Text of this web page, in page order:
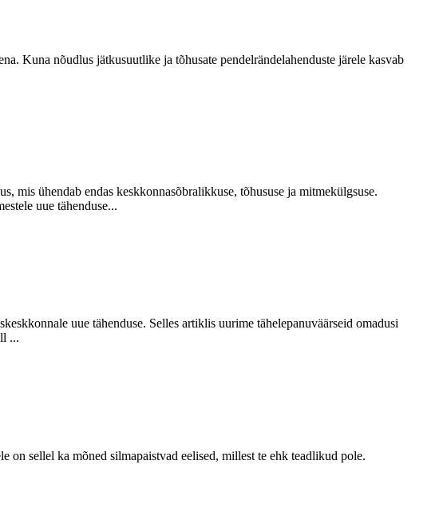
Kuna nõudlus jätkusuutlike ja tõhusate pendelrändelahenduste järele kasvab
ühendab endas keskkonnasõbralikkuse, tõhususe ja mitmekülgsuse.
uue tähenduse...
uue tähenduse. Selles artiklis uurime tähelepanuväärseid omadusi
...
sellel ka mõned silmapaistvad eelised, millest te ehk teadlikud pole.